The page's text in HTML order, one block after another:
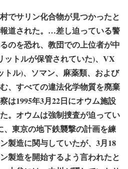
でサリン化合物が見つかったと
道された。…差し迫っている警
のを恐れ、教団での上位者が中
ットルが保管されていた)、VX
トル)、ソマン、麻薬類、および
、すべての違法化学物質を廃棄
は1995年3月22日にオウム施設
。オウムは強制捜査が迫ってい
、東京の地下鉄襲撃の計画を練
製造に関与していたが、3月18
製造を開始するよう言われたと